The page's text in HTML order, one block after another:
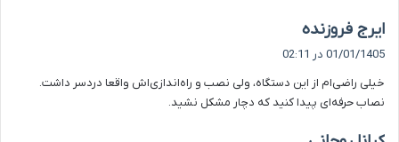
ایرج فروزنده
ف
:
01/01/1405 در 02:11
خیلی راضی‌ام از این دستگاه، ولی نصب و راه‌اندازی‌اش واقعا دردسر داشت.
نصاب حرفه‌ای پیدا کنید که دچار مشکل نشید.